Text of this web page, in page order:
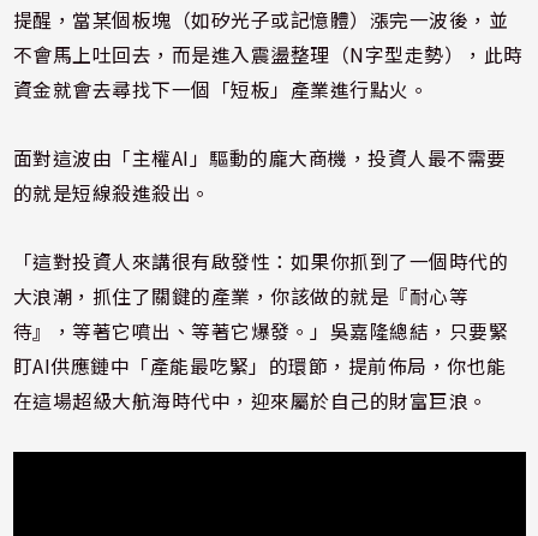
提醒，當某個板塊（如矽光子或記憶體）漲完一波後，並
不會馬上吐回去，而是進入震盪整理（N字型走勢），此時
資金就會去尋找下一個「短板」產業進行點火。
面對這波由「主權AI」驅動的龐大商機，投資人最不需要
的就是短線殺進殺出。
「這對投資人來講很有啟發性：如果你抓到了一個時代的
大浪潮，抓住了關鍵的產業，你該做的就是『耐心等
待』，等著它噴出、等著它爆發。」吳嘉隆總結，只要緊
盯AI供應鏈中「產能最吃緊」的環節，提前佈局，你也能
在這場超級大航海時代中，迎來屬於自己的財富巨浪。